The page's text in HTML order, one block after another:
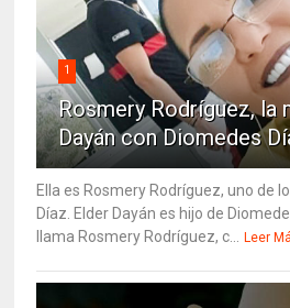
1
Rosmery Rodríguez, la
Dayán con Diomedes
Ella es Rosmery Rodríguez, uno de
Díaz. Elder Dayán es hijo de
llama Rosmery Rodríguez, c... Leer